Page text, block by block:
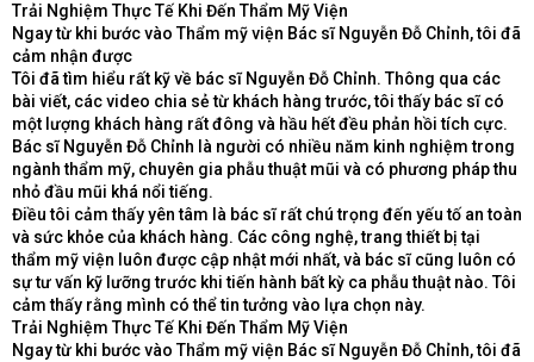
Trải Nghiệm Thực Tế Khi Đến Thẩm Mỹ Viện
Ngay từ khi bước vào Thẩm mỹ viện Bác sĩ Nguyễn Đỗ Chỉnh, tôi đã
cảm nhận được
Tôi đã tìm hiểu rất kỹ về bác sĩ Nguyễn Đỗ Chỉnh. Thông qua các
bài viết, các video chia sẻ từ khách hàng trước, tôi thấy bác sĩ có
một lượng khách hàng rất đông và hầu hết đều phản hồi tích cực.
Bác sĩ Nguyễn Đỗ Chỉnh là người có nhiều năm kinh nghiệm trong
ngành thẩm mỹ, chuyên gia phẫu thuật mũi và có phương pháp thu
nhỏ đầu mũi khá nổi tiếng.
Điều tôi cảm thấy yên tâm là bác sĩ rất chú trọng đến yếu tố an toàn
và sức khỏe của khách hàng. Các công nghệ, trang thiết bị tại
thẩm mỹ viện luôn được cập nhật mới nhất, và bác sĩ cũng luôn có
sự tư vấn kỹ lưỡng trước khi tiến hành bất kỳ ca phẫu thuật nào. Tôi
cảm thấy rằng mình có thể tin tưởng vào lựa chọn này.
Trải Nghiệm Thực Tế Khi Đến Thẩm Mỹ Viện
Ngay từ khi bước vào Thẩm mỹ viện Bác sĩ Nguyễn Đỗ Chỉnh, tôi đã